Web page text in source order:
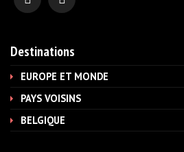
Destinations
EUROPE ET MONDE
PAYS VOISINS
BELGIQUE